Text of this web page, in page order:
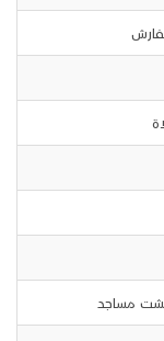
مساجد